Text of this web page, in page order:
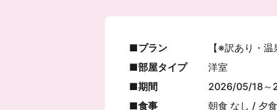
プラン
【※訳あり・
部屋タイプ
洋室
期間
2026/05/18～
食事
朝食 なし / 夕